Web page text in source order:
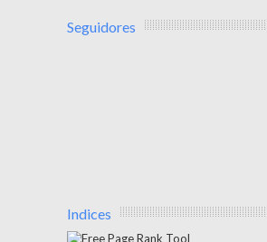
Seguidores
Indices